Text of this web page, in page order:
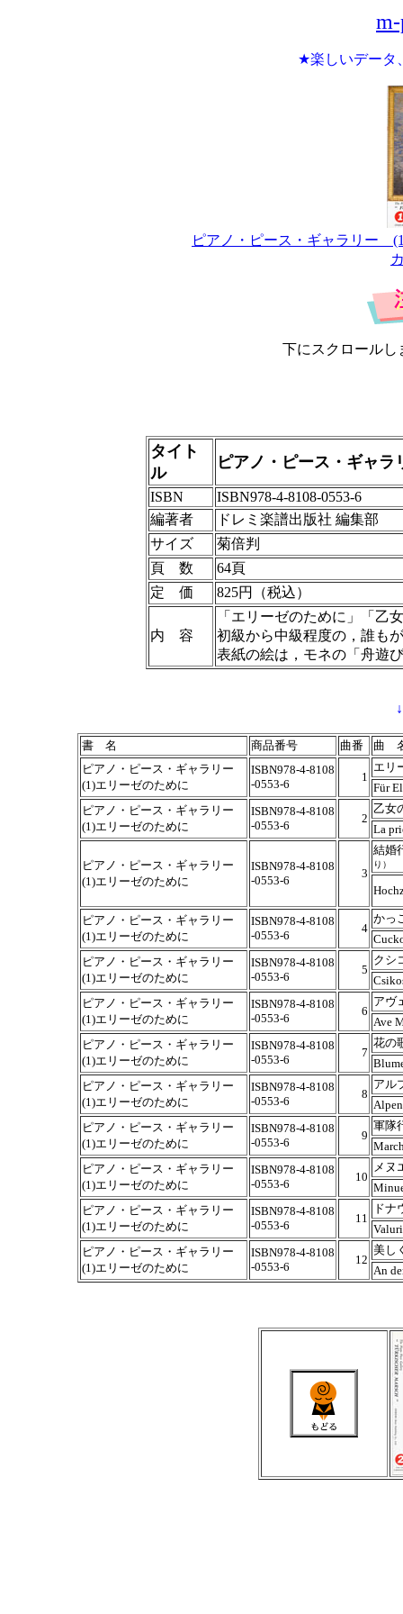
★楽しいデータ
ピアノ・ピース・ギャラリー
下にスクロールし
タイト
ル
ピアノ・ピース・ギャ
ISBN
ISBN978-4-8108-0553-6
編著者
ドレミ楽譜出版社 編集部
サイズ
菊倍判
頁 数
64頁
定 価
825円（税込）
内 容
「エリーゼのために」「乙
初級から中級程度の，誰も
表紙の絵は，モネの「舟遊
書 名 商品番号 曲番
曲
ピアノ・ピース・ギャラリー
(1)エリーゼのために
ISBN978-4-8108
-0553-6
1
エリ
Für
ピアノ・ピース・ギャラリー
(1)エリーゼのために
ISBN978-4-8108
-0553-6
2
乙女
La
ピアノ・ピース・ギャラリー
(1)エリーゼのために
ISBN978-4-8108
-0553-6
3
結婚
り）
ピアノ・ピース・ギャラリー
(1)エリーゼのために
ISBN978-4-8108
-0553-6
4
かっ
ピアノ・ピース・ギャラリー
(1)エリーゼのために
ISBN978-4-8108
-0553-6
5
クシ
ピアノ・ピース・ギャラリー
(1)エリーゼのために
ISBN978-4-8108
-0553-6
6
アヴ
Ave
ピアノ・ピース・ギャラリー
(1)エリーゼのために
ISBN978-4-8108
-0553-6
7
花の
ピアノ・ピース・ギャラリー
(1)エリーゼのために
ISBN978-4-8108
-0553-6
8
アル
ピアノ・ピース・ギャラリー
(1)エリーゼのために
ISBN978-4-8108
-0553-6
9
軍隊
ピアノ・ピース・ギャラリー
(1)エリーゼのために
ISBN978-4-8108
-0553-6
10
メヌ
ピアノ・ピース・ギャラリー
(1)エリーゼのために
ISBN978-4-8108
-0553-6
11
ドナ
ピアノ・ピース・ギャラリー
(1)エリーゼのために
ISBN978-4-8108
-0553-6
12
美し
An